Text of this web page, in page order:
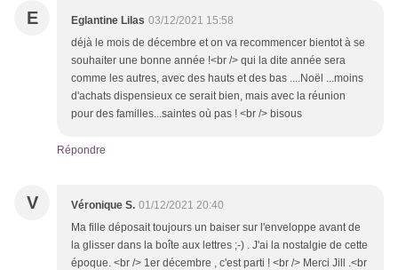
E Eglantine Lilas 03/12/2021 15:58
déjà le mois de décembre et on va recommencer bientot à se
souhaiter une bonne année !<br /> qui la dite année sera
comme les autres, avec des hauts et des bas ....Noël ...moins
d'achats dispensieux ce serait bien, mais avec la réunion
pour des familles...saintes où pas ! <br /> bisous
Répondre
V Véronique S. 01/12/2021 20:40
Ma fille déposait toujours un baiser sur l'enveloppe avant de
la glisser dans la boîte aux lettres ;-) . J'ai la nostalgie de cette
époque. <br /> 1er décembre , c'est parti ! <br /> Merci Jill .<br